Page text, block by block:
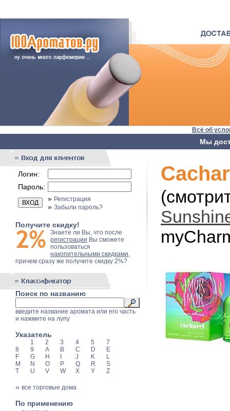
Всё об
Мы
Логин:
Пароль:
» Регистрация
» Забыли пароль?
Получите скидку!
Знаете ли Вы, что после
регистрации Вы сможете
пользоваться
накопительными скидками,
причем сразу же получите скидку 2%?
Поиск по названию
введите название аромата или его часть
и нажмите на лупу
Указатель
1 2 3 4 5
7
8
9 A B C D
E
F
G H J K
L
M
N O P Q R
S
T
U V W X Y Z
» все торговые дома
По применению